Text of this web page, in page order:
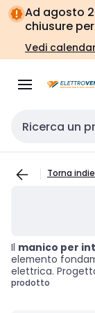
Vai alla
navigazione
Vai
alla
Ad agosto
chiusure
Vedi
Cerca input
Torna
Il manico per
elemento
elettrica.
preciso, questo
prodotto